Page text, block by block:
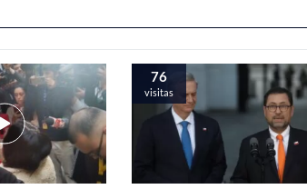
76
visitas